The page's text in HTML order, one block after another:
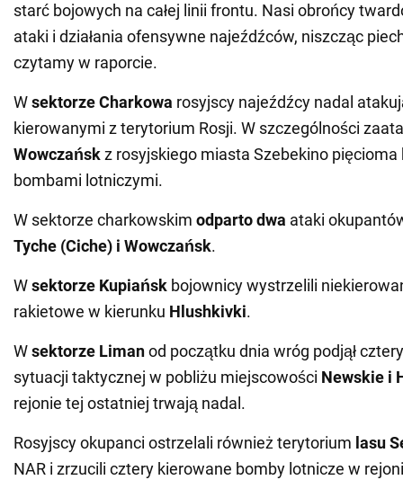
starć bojowych na całej linii frontu. Nasi obrońcy
ataki i działania ofensywne najeźdźców, niszcząc
czytamy w raporcie.
Wsektorze Charkowa rosyjscy najeźdźcy nadal
kierowanymi z terytorium Rosji. W szczególności
Wowczańskz rosyjskiego miasta Szebekino
bombami lotniczymi.
W sektorze charkowskim odpartodwa ataki
Tyche (Ciche) i Wowczańsk.
Wsektorze Kupiańsk bojownicy wystrzelili
rakietowe w kierunku Hlushkivki.
Wsektorze Limanod początku dnia wróg podjął
sytuacji taktycznej w pobliżu miejscowości Newskie i
rejonie tej ostatniej trwają nadal.
Rosyjscy okupanci ostrzelali również terytorium lasu
NAR i zrzucili cztery kierowane bomby lotnicze w